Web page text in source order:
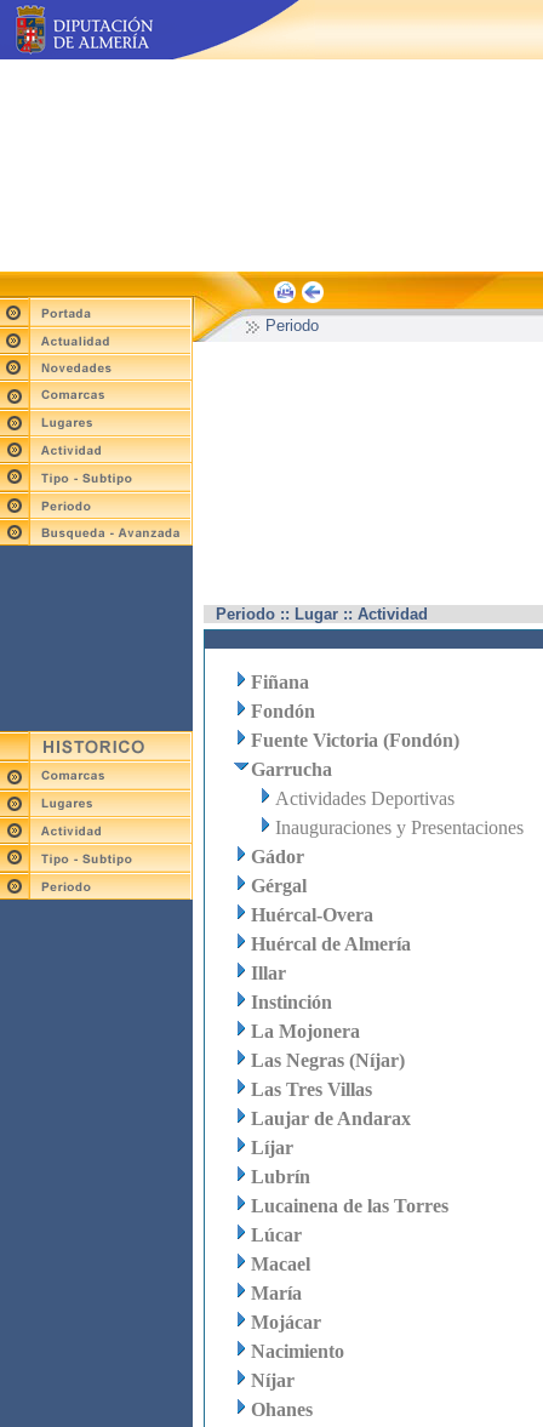
Periodo
Periodo :: Lugar :: Actividad
Fiñana
Fondón
Fuente Victoria (Fondón)
Garrucha
Actividades Deportivas
Inauguraciones y Presentaciones
Gádor
Gérgal
Huércal-Overa
Huércal de Almería
Illar
Instinción
La Mojonera
Las Negras (Níjar)
Las Tres Villas
Laujar de Andarax
Líjar
Lubrín
Lucainena de las Torres
Lúcar
Macael
María
Mojácar
Nacimiento
Níjar
Ohanes